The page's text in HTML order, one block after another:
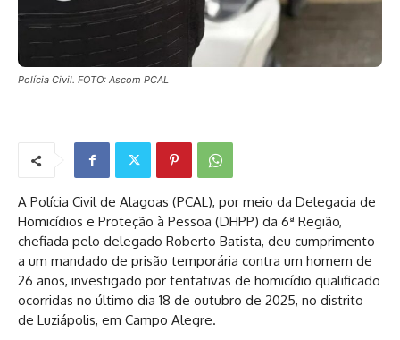
Polícia Civil. FOTO: Ascom PCAL
A Polícia Civil de Alagoas (PCAL), por meio da Delegacia de
Homicídios e Proteção à Pessoa (DHPP) da 6ª Região,
chefiada pelo delegado Roberto Batista, deu cumprimento
a um mandado de prisão temporária contra um homem de
26 anos, investigado por tentativas de homicídio qualificado
ocorridas no último dia 18 de outubro de 2025, no distrito
de Luziápolis, em Campo Alegre.